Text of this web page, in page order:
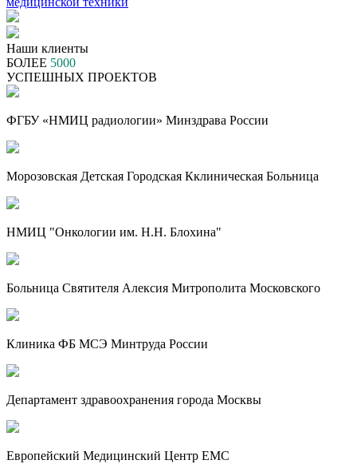
Наши клиенты
БОЛЕЕ 5000
УСПЕШНЫХ ПРОЕКТОВ
ФГБУ «НМИЦ радиологии» Минздрава России
Морозовская Детская Городская Кклиническая Больница
НМИЦ "Онкологии им. Н.Н. Блохина"
Больница Святителя Алексия Митрополита Московского
Клиника ФБ МСЭ Минтруда России
Департамент здравоохранения города Москвы
Европейский Медицинский Центр EMC